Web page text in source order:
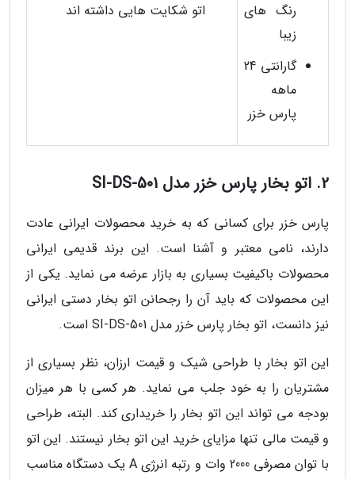
رنگ های
زیبا
گارانتی 24
ماهه
پارس خزر
اتو شکایت هایی داشته اند
2. اتو بخار پارس خزر مدل SI-DS-501
پارس خزر برای کسانی که به خرید محصولات ایرانی عادت
دارند، نامی معتبر و آشنا است. این برند قدیمی ایرانی
محصولات باکیفیت بسیاری به بازار عرضه می نماید. یکی از
این محصولات که باید آن را رجحانن اتو بخار دستی ایرانی
نیز دانست، اتو بخار پارس خزر مدل SI-DS-501 است.
این اتو بخار با طراحی شیک و قیمت ارزان، نظر بسیاری از
مشتریان را به خود جلب می نماید. هر کسی با هر میزان
بودجه می تواند این اتو بخار را خریداری کند. البته، طراحی
و قیمت مالی تنها مزایای خرید این اتو بخار نیستند. این اتو
با توان مصرفی 2000 وات و رتبه انرژی A یک دستگاه مناسب